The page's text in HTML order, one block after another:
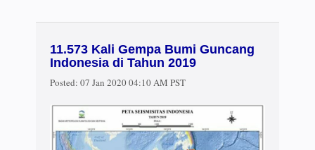
11.573 Kali Gempa Bumi Guncang
Indonesia di Tahun 2019
Posted: 07 Jan 2020 04:10 AM PST